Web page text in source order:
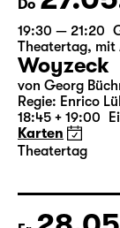
Do 27.05.
19:30 — 21:20
Theatertag,mit
Woyzeck
von Georg
Karten
Theatertag